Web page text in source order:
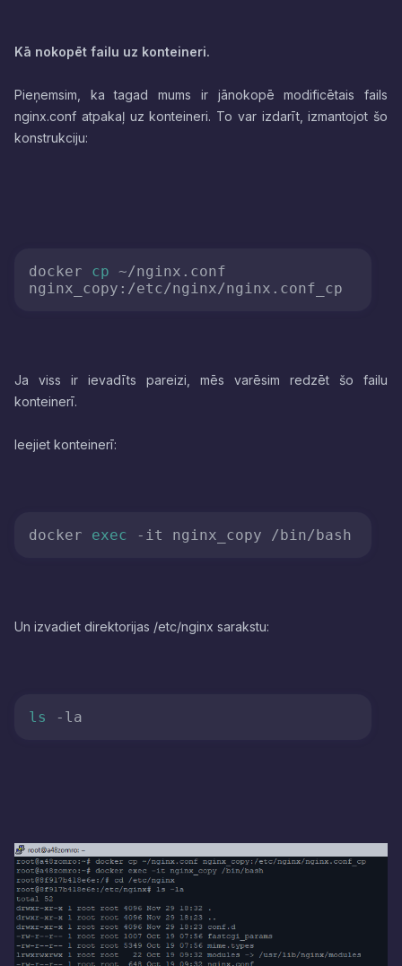
Kā nokopēt failu uz konteineri.
Pieņemsim, ka tagad mums ir jānokopē modificētais fails
nginx.conf atpakaļ uz konteineri. To var izdarīt, izmantojot šo
konstrukciju:
docker cp ~/nginx.conf
Ja viss ir ievadīts pareizi, mēs varēsim redzēt šo failu
konteinerī.
Ieejiet konteinerī:
docker exec
Un izvadiet direktorijas /etc/nginx sarakstu:
ls